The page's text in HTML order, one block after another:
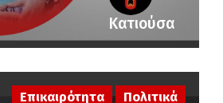
Κατιούσα
Επικαιρότητα Πολιτικά